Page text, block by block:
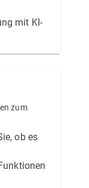
mit KI-
zum
ob es